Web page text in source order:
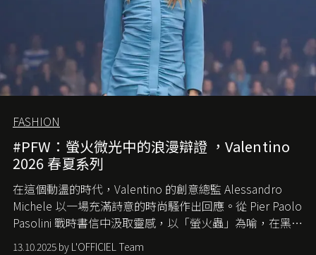
FASHION
#PFW：螢火微光中的浪漫辯證 ，Valentino
2026 春夏系列
在這個動盪的時代， Valentino 的創意總監 Alessandro
Michele 以一場充滿詩意的時尚騷作出回應。從 Pier Paolo
Pasolini 戰時書信中汲取靈感，以「螢火蟲」為喻，在黑暗
中找尋希望的微光。
13.10.2025 by L'OFFICIEL Team